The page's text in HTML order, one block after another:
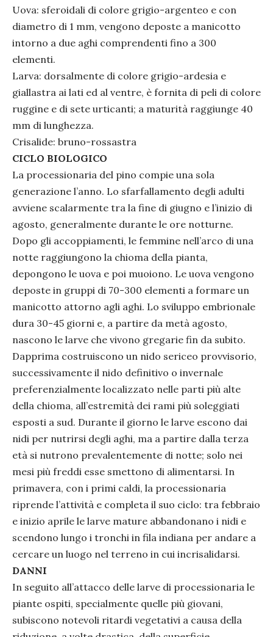
Uova: sferoidali di colore grigio-argenteo e con
diametro di 1 mm, vengono deposte a manicotto
intorno a due aghi comprendenti fino a 300
elementi.
Larva: dorsalmente di colore grigio-ardesia e
giallastra ai lati ed al ventre, è fornita di peli di colore
ruggine e di sete urticanti; a maturità raggiunge 40
mm di lunghezza.
Crisalide: bruno-rossastra
CICLO BIOLOGICO
La processionaria del pino compie una sola
generazione l’anno. Lo sfarfallamento degli adulti
avviene scalarmente tra la fine di giugno e l’inizio di
agosto, generalmente durante le ore notturne.
Dopo gli accoppiamenti, le femmine nell’arco di una
notte raggiungono la chioma della pianta,
depongono le uova e poi muoiono. Le uova vengono
deposte in gruppi di 70-300 elementi a formare un
manicotto attorno agli aghi. Lo sviluppo embrionale
dura 30-45 giorni e, a partire da metà agosto,
nascono le larve che vivono gregarie fin da subito.
Dapprima costruiscono un nido sericeo provvisorio,
successivamente il nido definitivo o invernale
preferenzialmente localizzato nelle parti più alte
della chioma, all’estremità dei rami più soleggiati
esposti a sud. Durante il giorno le larve escono dai
nidi per nutrirsi degli aghi, ma a partire dalla terza
età si nutrono prevalentemente di notte; solo nei
mesi più freddi esse smettono di alimentarsi. In
primavera, con i primi caldi, la processionaria
riprende l’attività e completa il suo ciclo: tra febbraio
e inizio aprile le larve mature abbandonano i nidi e
scendono lungo i tronchi in fila indiana per andare a
cercare un luogo nel terreno in cui incrisalidarsi.
DANNI
In seguito all’attacco delle larve di processionaria le
piante ospiti, specialmente quelle più giovani,
subiscono notevoli ritardi vegetativi a causa della